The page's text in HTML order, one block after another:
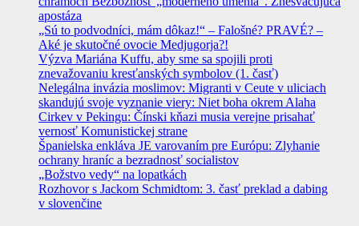
apostáza
„Sú to podvodníci, mám dôkaz!“ – Falošné? PRAVÉ? –
Aké je skutočné ovocie Medjugorja?!
Výzva Mariána Kuffu, aby sme sa spojili proti
znevažovaniu kresťanských symbolov (1. časť)
Nelegálna invázia moslimov: Migranti v Ceute v uliciach
skandujú svoje vyznanie viery: Niet boha okrem Alaha
Cirkev v Pekingu: Čínski kňazi musia verejne prisahať
vernosť Komunistickej strane
Španielska enkláva JE varovaním pre Európu: Zlyhanie
ochrany hraníc a bezradnosť socialistov
„Božstvo vedy“ na lopatkách
Rozhovor s Jackom Schmidtom: 3. časť preklad a dabing
v slovenčine